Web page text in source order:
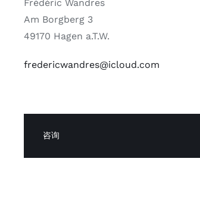
Frédéric Wandres
Am Borgberg 3
49170 Hagen a.T.W.
fredericwandres@icloud.com
咨询